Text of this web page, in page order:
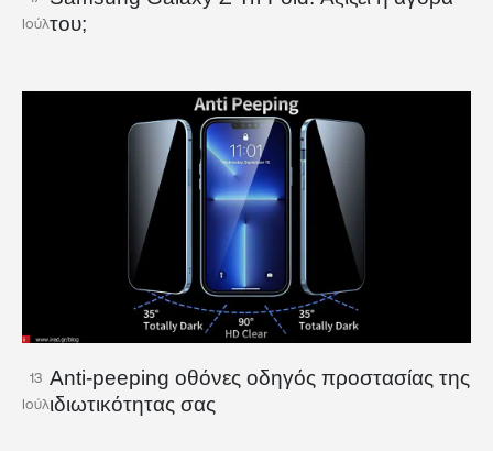
Ιούλτου;
13
Ιούλ
Anti-peeping οθόνες οδηγός προστασίας της
ιδιωτικότητας σας